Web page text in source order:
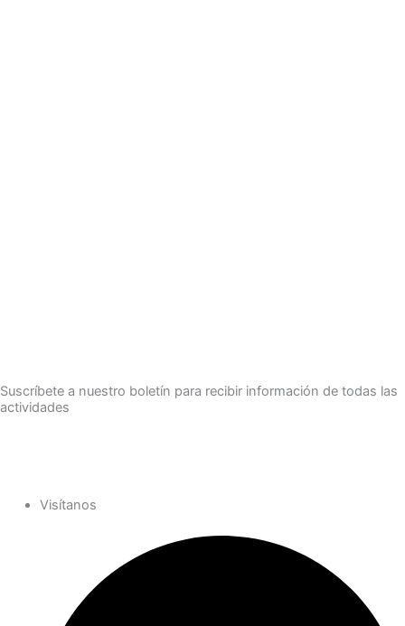
Suscríbete a nuestro boletín para recibir información de todas las
actividades
Visítanos